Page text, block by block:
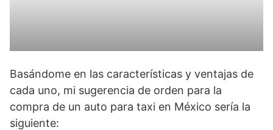
Basándome en las características y ventajas de
cada uno, mi sugerencia de orden para la
compra de un auto para taxi en México sería la
siguiente: